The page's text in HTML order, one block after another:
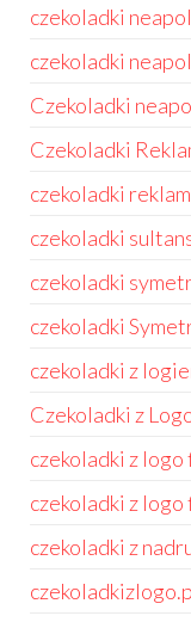
czekoladki
czekoladki
Czekoladki
Czekoladki
czekoladki
czekoladki
czekoladki
czekoladki
czekoladki z
Czekoladki z
czekoladki z logo
czekoladki z logo
czekoladki z